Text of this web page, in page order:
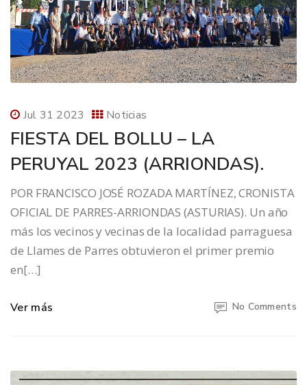
Jul 31 2023 Noticias
FIESTA DEL BOLLU – LA
PERUYAL 2023 (ARRIONDAS).
POR FRANCISCO JOSÉ ROZADA MARTÍNEZ, CRONISTA
OFICIAL DE PARRES-ARRIONDAS (ASTURIAS). Un año
más los vecinos y vecinas de la localidad parraguesa
de Llames de Parres obtuvieron el primer premio
en[…]
Ver más No Comments